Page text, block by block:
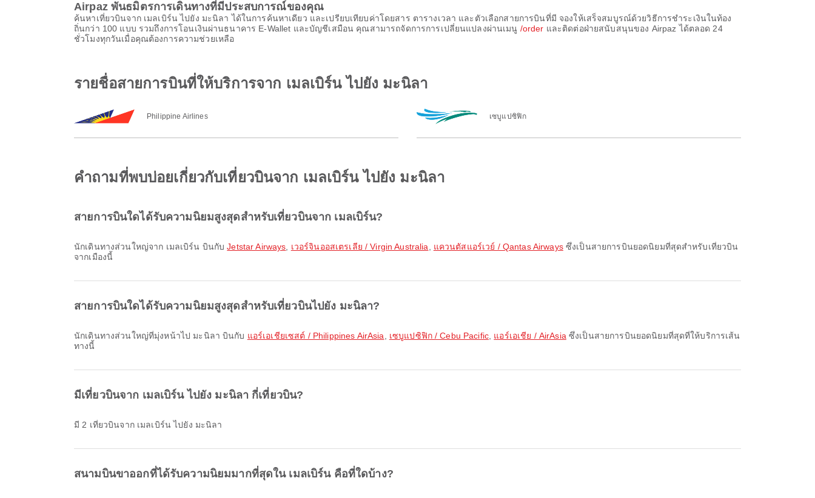
Airpaz พันธมิตรการเดินทางที่มีประสบการณ์ของคุณ
ค้นหาเที่ยวบินจาก เมลเบิร์น ไปยัง มะนิลา ได้ในการค้นหาเดียว และเปรียบเทียบค่าโดยสาร ตารางเวลา และตัวเลือกสายการบินที่มี จองให้เสร็จสมบูรณ์ด้วยวิธีการชำระเงินในท้อง
ถิ่นกว่า 100 แบบ รวมถึงการโอนเงินผ่านธนาคาร E-Wallet และบัญชีเสมือน คุณสามารถจัดการการเปลี่ยนแปลงผ่านเมนู /order และติดต่อฝ่ายสนับสนุนของ Airpaz ได้ตลอด 24
ชั่วโมงทุกวันเมื่อคุณต้องการความช่วยเหลือ
รายชื่อสายการบินที่ให้บริการจาก เมลเบิร์น ไปยัง มะนิลา
Philippine Airlines เซบูแปซิฟิก
คำถามที่พบบ่อยเกี่ยวกับเที่ยวบินจาก เมลเบิร์น ไปยัง มะนิลา
สายการบินใดได้รับความนิยมสูงสุดสำหรับเที่ยวบินจาก เมลเบิร์น?
นักเดินทางส่วนใหญ่จาก เมลเบิร์น บินกับJetstar Airways เวอร์จินออสเตรเลีย / Virgin Australia แควนตัสแอร์เวย์ / Qantas Airwaysซึ่งเป็นสายการบินยอดนิยมที่สุดสำหรับเที่ยวบิน
จากเมืองนี้
สายการบินใดได้รับความนิยมสูงสุดสำหรับเที่ยวบินไปยัง มะนิลา?
นักเดินทางส่วนใหญ่ที่มุ่งหน้าไป มะนิลา บินกับ แอร์เอเชียเซสต์ / Philippines AirAsia เซบูแปซิฟิก / Cebu Pacific แอร์เอเชีย / AirAsia ซึ่งเป็นสายการบินยอดนิยมที่สุดที่ให้บริการเส้น
ทางนี้
มีเที่ยวบินจาก เมลเบิร์น ไปยัง มะนิลา กี่เที่ยวบิน?
มี 2 เที่ยวบินจาก เมลเบิร์น ไปยัง มะนิลา
สนามบินขาออกที่ได้รับความนิยมมากที่สุดใน เมลเบิร์น คือที่ใดบ้าง?